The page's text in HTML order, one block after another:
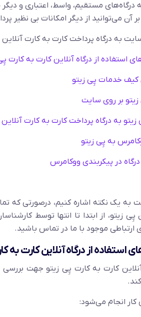
درگاه‌های مستقیم، واسط، اعتباری و
آن می‌توانید از دیگر امکانات بی نظیر
به درگاه پرداخت کارت به کارت
به یک نکته اشاره کنیم، درصورتی که
پِی زیتو، از ابتدا تا انتها توسط
ارتباطی موجود با ما در تماس باشید.
استفاده از درگاه آنلاین کارت به
آنلاین کارت به کارت پِی زیتو جهت
کار انجام می‌شود: